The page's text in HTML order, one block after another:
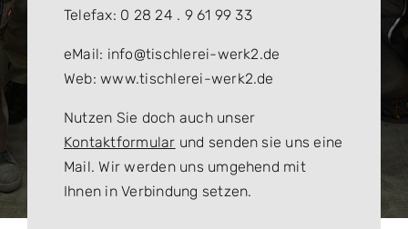
Telefax: 0 28 24 . 9 61 99 33
eMail: info@tischlerei-werk2.de
Web: www.tischlerei-werk2.de
Nutzen Sie doch auch unser
Kontaktformular und senden sie uns eine
Mail. Wir werden uns umgehend mit
Ihnen in Verbindung setzen.